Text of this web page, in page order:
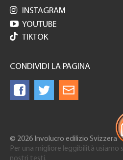
 INSTAGRAM
 YOUTUBE
TIKTOK
CONDIVIDI LA PAGINA
© 2026 Involucro edilizio Svizzera
Per una migliore leggibilità usiamo